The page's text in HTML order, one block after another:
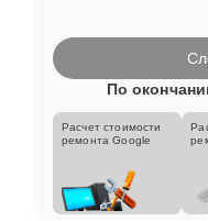
По
Расчет стоимости
ремонта Google